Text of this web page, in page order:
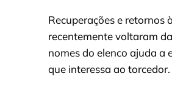
Recuperações e retornos
recentemente voltaram
nomes do elenco ajuda a
que interessa ao torcedor.